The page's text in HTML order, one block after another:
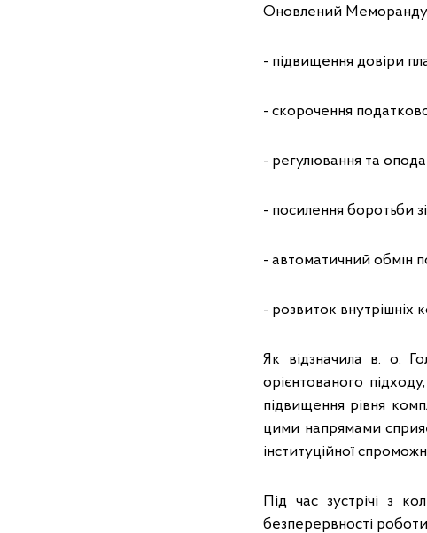
Оновлений
- підвищення довіри
- скорочення
- регулювання та
- посилення боротьби
- автоматичний обмін
- розвиток внутрішніх
Як відзначила в. о.
орієнтованого
підвищення рівня
цими напрямами
інституційної
Під час зустрічі з
безперервності